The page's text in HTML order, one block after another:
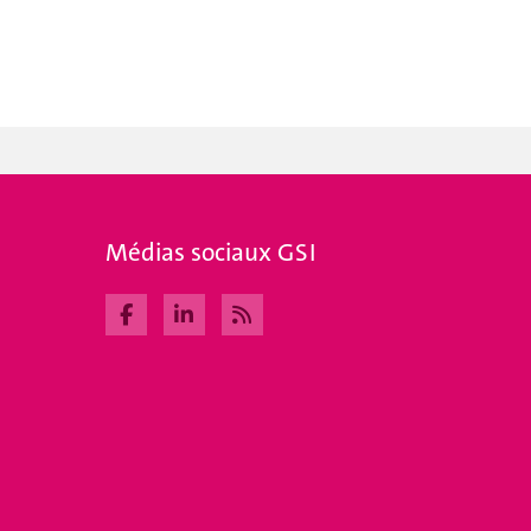
Médias sociaux GSI